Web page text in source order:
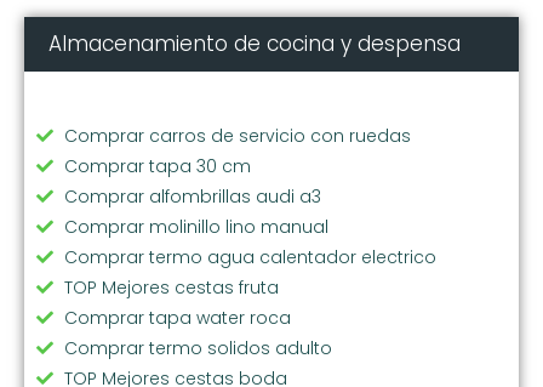
Almacenamiento de cocina y despensa
Comprar carros de servicio con ruedas
Comprar tapa 30 cm
Comprar alfombrillas audi a3
Comprar molinillo lino manual
Comprar termo agua calentador electrico
TOP Mejores cestas fruta
Comprar tapa water roca
Comprar termo solidos adulto
TOP Mejores cestas boda